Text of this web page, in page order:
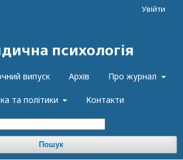
психологія
випуск Архів Про журнал
та політики Контакти
Пошук
Увійти